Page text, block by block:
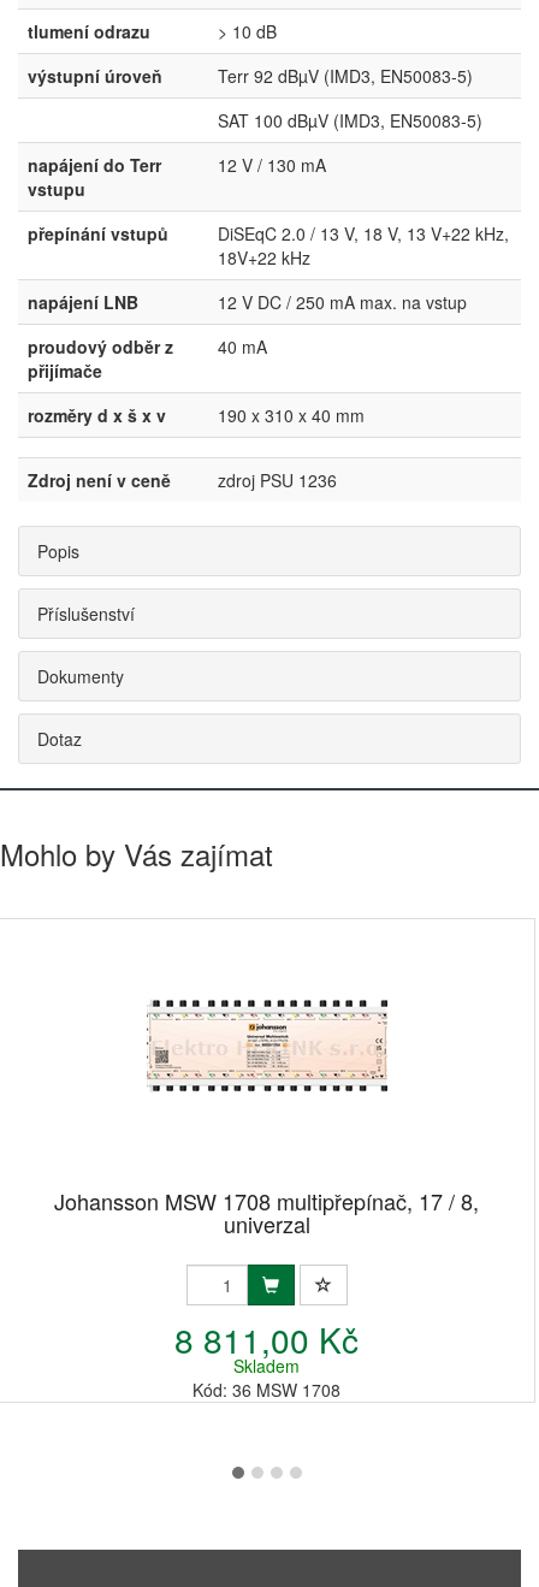
tlumení odrazu
> 10 dB
výstupní úroveň
Terr 92 dBµV (IMD3, EN50083-5)
SAT 100 dBµV (IMD3, EN50083-5)
napájení do Terr
vstupu
12 V / 130 mA
přepínání vstupů
DiSEqC 2.0 / 13 V, 18 V, 13 V+22 kHz,
18V+22 kHz
napájení LNB
12 V DC / 250 mA max. na vstup
proudový odběr z
přijímače
40 mA
rozměry d x š x v 190 x 310 x 40 mm
Zdroj není v ceně zdroj PSU 1236
Popis
Příslušenství
Dokumenty
Dotaz
Mohlo by Vás zajímat
Johansson MSW 1708 multipřepínač, 17 / 8,
univerzal
8 811,00 Kč
Skladem
Kód: 36 MSW 1708